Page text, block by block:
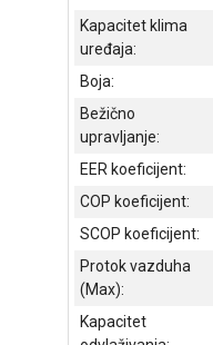
Kapacitet klima
uređaja:
Boja:
Bežično
upravljanje:
EER koeficijent:
COP koeficijent:
SCOP koeficijent:
Protok vazduha
(Max):
Kapacitet